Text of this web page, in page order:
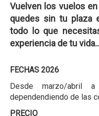
Vuelven los vuelos en
quedes sin tu plaza
todo lo que
experiencia de tu
FECHAS 2026
Desde marzo/abril
dependendiendo de las
PRECIO